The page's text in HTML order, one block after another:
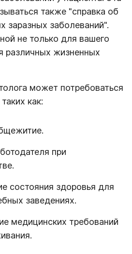
также "справка об
заразных заболеваний".
не только для вашего
различных жизненных
может потребоваться
как:
при
состояния здоровья для
заведениях.
медицинских требований